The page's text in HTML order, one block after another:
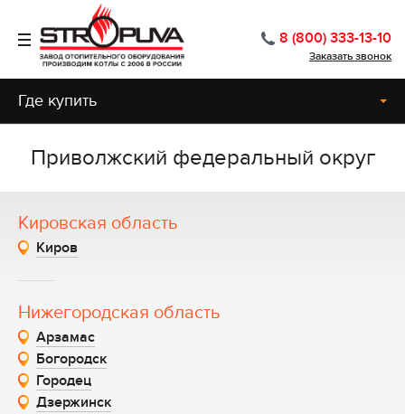
8 (800) 333-13-10
Заказать звонок
Где купить
Приволжский федеральный округ
Кировская область
Киров
Нижегородская область
Арзамас
Богородск
Городец
Дзержинск